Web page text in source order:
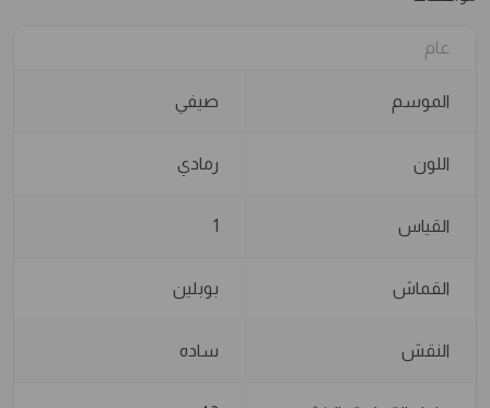
عام
الموسم صيفي
اللون رمادي
القياس 1
القماش بوبلين
النقش ساده